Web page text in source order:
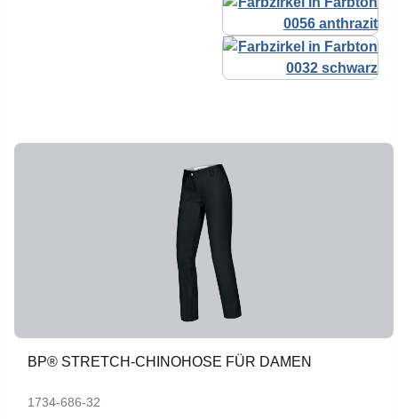
BP® STRETCH-CHINOHOSE FÜR DAMEN
1734-686-32